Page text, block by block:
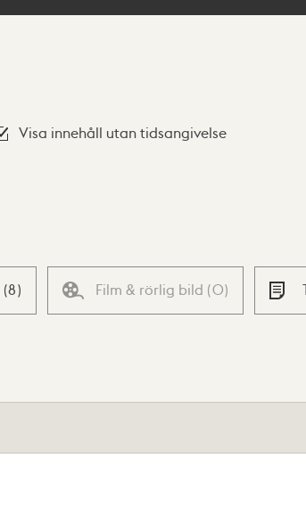
Visa innehåll utan tidsangivelse
(8) Film & rörlig bild (0)